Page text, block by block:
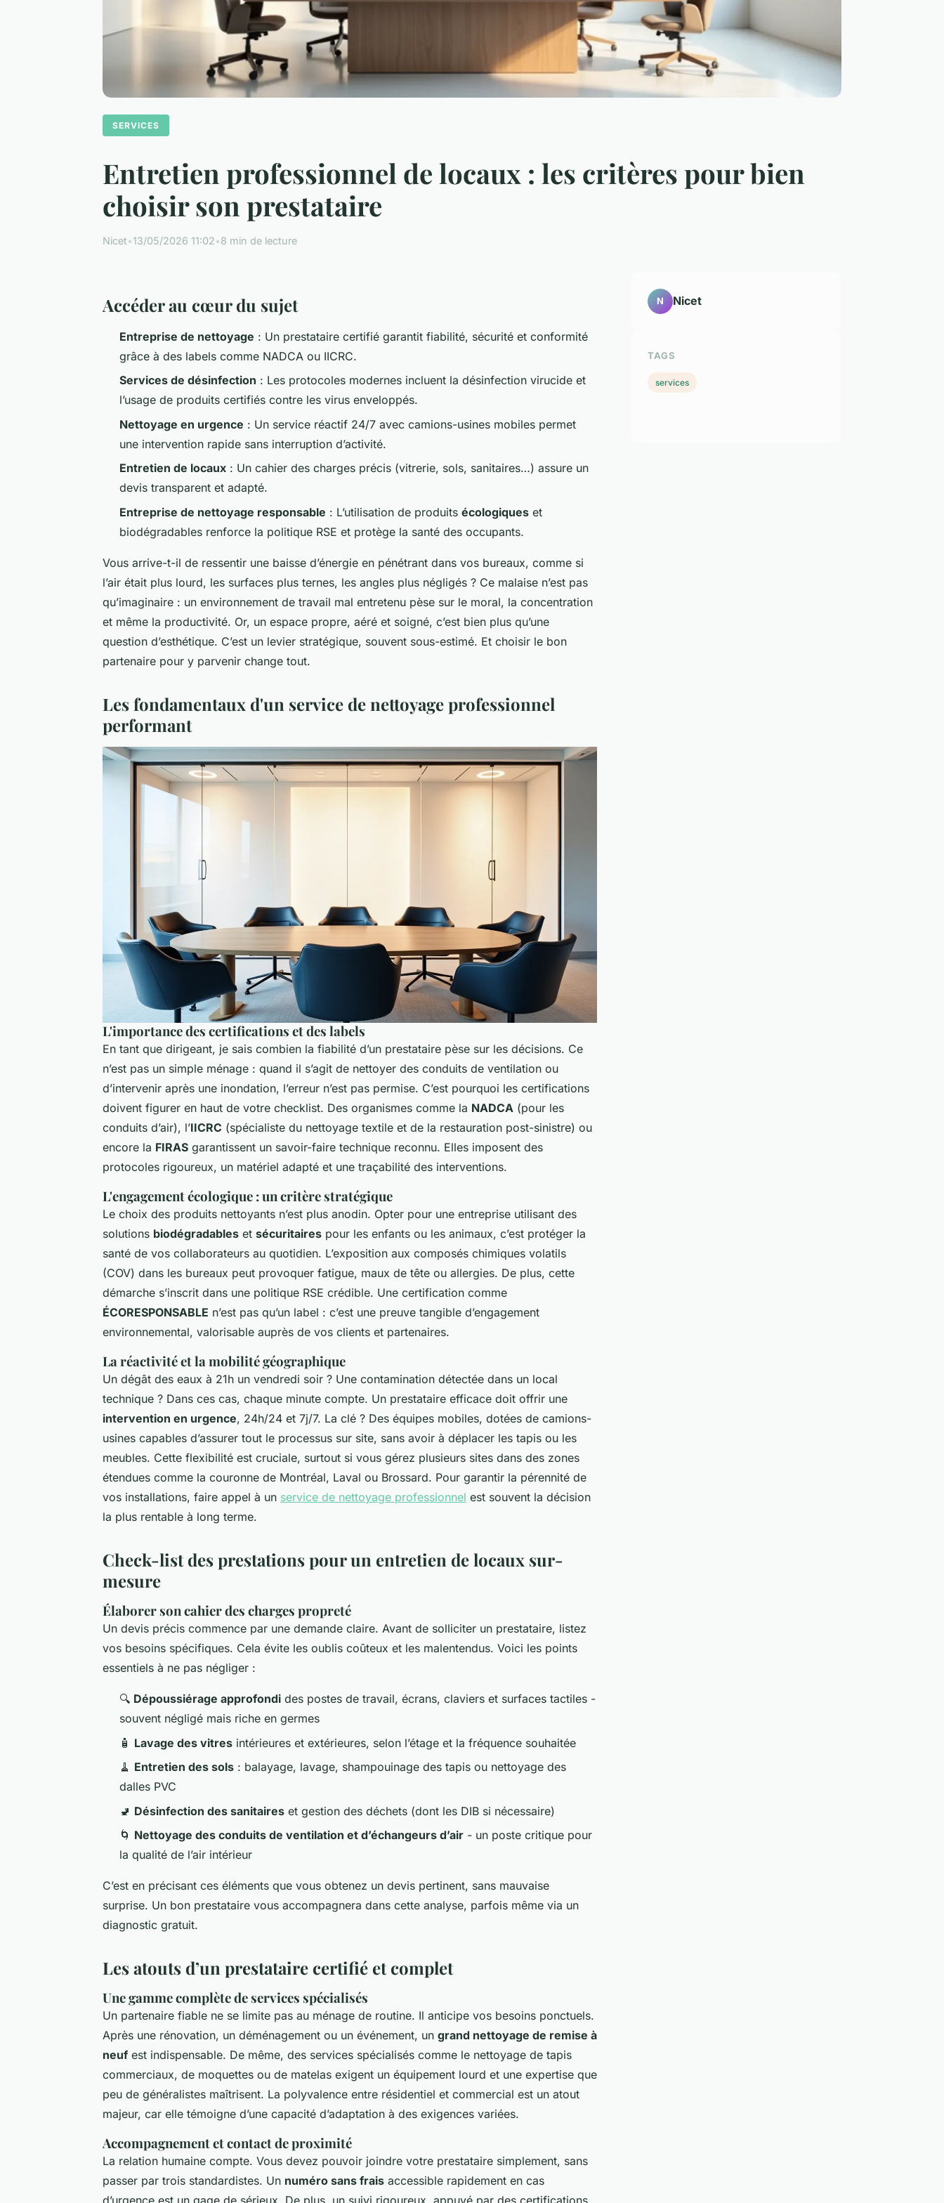
SERVICES
Entretien professionnel de locaux : les critères pour bien
choisir son prestataire
Nicet•13/05/2026 11:02•8 min de lecture
Accéder au cœur du sujet
Entreprise de nettoyage : Un prestataire certifié garantit fiabilité, sécurité et conformité
grâce à des labels comme NADCA ou IICRC.
Services de désinfection : Les protocoles modernes incluent la désinfection virucide et
l’usage de produits certifiés contre les virus enveloppés.
Nettoyage en urgence : Un service réactif 24/7 avec camions-usines mobiles permet
une intervention rapide sans interruption d’activité.
Entretien de locaux : Un cahier des charges précis (vitrerie, sols, sanitaires…) assure un
devis transparent et adapté.
Entreprise de nettoyage responsable : L’utilisation de produits écologiques et
biodégradables renforce la politique RSE et protège la santé des occupants.
Vous arrive-t-il de ressentir une baisse d’énergie en pénétrant dans vos bureaux, comme si
l’air était plus lourd, les surfaces plus ternes, les angles plus négligés ? Ce malaise n’est pas
qu’imaginaire : un environnement de travail mal entretenu pèse sur le moral, la concentration
et même la productivité. Or, un espace propre, aéré et soigné, c’est bien plus qu’une
question d’esthétique. C’est un levier stratégique, souvent sous-estimé. Et choisir le bon
partenaire pour y parvenir change tout.
Les fondamentaux d'un service de nettoyage professionnel
performant
L'importance des certifications et des labels
En tant que dirigeant, je sais combien la fiabilité d’un prestataire pèse sur les décisions. Ce
n’est pas un simple ménage : quand il s’agit de nettoyer des conduits de ventilation ou
d’intervenir après une inondation, l’erreur n’est pas permise. C’est pourquoi les certifications
doivent figurer en haut de votre checklist. Des organismes comme la NADCA (pour les
conduits d’air), l’IICRC (spécialiste du nettoyage textile et de la restauration post-sinistre) ou
encore la FIRAS garantissent un savoir-faire technique reconnu. Elles imposent des
protocoles rigoureux, un matériel adapté et une traçabilité des interventions.
L'engagement écologique : un critère stratégique
Le choix des produits nettoyants n’est plus anodin. Opter pour une entreprise utilisant des
solutions biodégradables et sécuritaires pour les enfants ou les animaux, c’est protéger la
santé de vos collaborateurs au quotidien. L’exposition aux composés chimiques volatils
(COV) dans les bureaux peut provoquer fatigue, maux de tête ou allergies. De plus, cette
démarche s’inscrit dans une politique RSE crédible. Une certification comme
ÉCORESPONSABLE n’est pas qu’un label : c’est une preuve tangible d’engagement
environnemental, valorisable auprès de vos clients et partenaires.
La réactivité et la mobilité géographique
Un dégât des eaux à 21h un vendredi soir ? Une contamination détectée dans un local
technique ? Dans ces cas, chaque minute compte. Un prestataire efficace doit offrir une
intervention en urgence, 24h/24 et 7j/7. La clé ? Des équipes mobiles, dotées de camions-
usines capables d’assurer tout le processus sur site, sans avoir à déplacer les tapis ou les
meubles. Cette flexibilité est cruciale, surtout si vous gérez plusieurs sites dans des zones
étendues comme la couronne de Montréal, Laval ou Brossard. Pour garantir la pérennité de
vos installations, faire appel à un service de nettoyage professionnel est souvent la décision
la plus rentable à long terme.
Check-list des prestations pour un entretien de locaux sur-
mesure
Élaborer son cahier des charges propreté
Un devis précis commence par une demande claire. Avant de solliciter un prestataire, listez
vos besoins spécifiques. Cela évite les oublis coûteux et les malentendus. Voici les points
essentiels à ne pas négliger :
🔍 Dépoussiérage approfondi des postes de travail, écrans, claviers et surfaces tactiles -
souvent négligé mais riche en germes
🧴 Lavage des vitres intérieures et extérieures, selon l’étage et la fréquence souhaitée
🧹 Entretien des sols : balayage, lavage, shampouinage des tapis ou nettoyage des
dalles PVC
🚽 Désinfection des sanitaires et gestion des déchets (dont les DIB si nécessaire)
🌀 Nettoyage des conduits de ventilation et d’échangeurs d’air - un poste critique pour
la qualité de l’air intérieur
C’est en précisant ces éléments que vous obtenez un devis pertinent, sans mauvaise
surprise. Un bon prestataire vous accompagnera dans cette analyse, parfois même via un
diagnostic gratuit.
Les atouts d’un prestataire certifié et complet
Une gamme complète de services spécialisés
Un partenaire fiable ne se limite pas au ménage de routine. Il anticipe vos besoins ponctuels.
Après une rénovation, un déménagement ou un événement, un grand nettoyage de remise à
neuf est indispensable. De même, des services spécialisés comme le nettoyage de tapis
commerciaux, de moquettes ou de matelas exigent un équipement lourd et une expertise que
peu de généralistes maîtrisent. La polyvalence entre résidentiel et commercial est un atout
majeur, car elle témoigne d’une capacité d’adaptation à des exigences variées.
Accompagnement et contact de proximité
La relation humaine compte. Vous devez pouvoir joindre votre prestataire simplement, sans
passer par trois standardistes. Un numéro sans frais accessible rapidement en cas
d’urgence est un gage de sérieux. De plus, un suivi rigoureux, appuyé par des certifications
N Nicet
TAGS
services